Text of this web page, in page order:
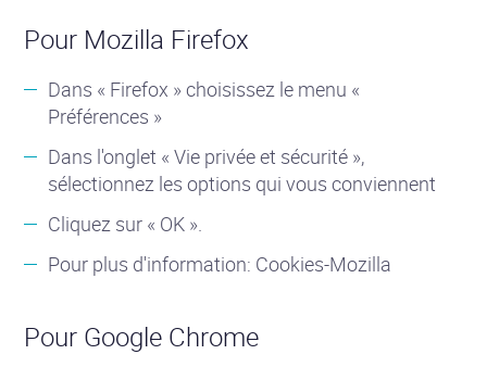
Pour Mozilla Firefox
Dans « Firefox » choisissez le menu «
Préférences »
Dans l'onglet « Vie privée et sécurité »,
sélectionnez les options qui vous conviennent
Cliquez sur « OK ».
Pour plus d'information: Cookies-Mozilla
Pour Google Chrome